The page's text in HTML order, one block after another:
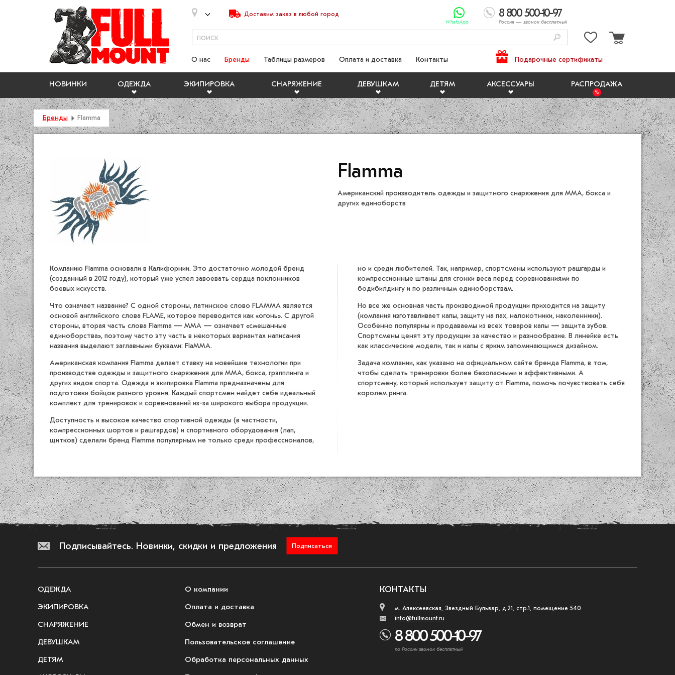
Доставим заказ в любой город 8 800 500-10-97
Россия — звонок бесплатный
WhatsApp
НОВИНКИ ОДЕЖДА ЭКИПИРОВКА СНАРЯЖЕНИЕ ДЕВУШКАМ ДЕТЯМ АКСЕССУАРЫ РАСПРОДАЖА
О нас Бренды Таблицы размеров Оплата и доставка Контакты Подарочные сертификаты
Бренды Flamma
Flamma
Американский производитель одежды и защитного снаряжения для ММА, бокса и
других единоборств
Компанию Flamma основали в Калифорнии. Это достаточно молодой бренд
(созданный в 2012 году), который уже успел завоевать сердца поклонников
боевых искусств.
Что означает название? С одной стороны, латинское слово FLAMMA является
основой английского слова FLAME, которое переводится как «огонь». С другой
стороны, вторая часть слова Flamma — ММА — означает «смешанные
единоборства», поэтому часто эту часть в некоторых вариантах написания
названия выделают заглавными буквами: FlaMMA.
Американская компания Flamma делает ставку на новейшие технологии при
производстве одежды и защитного снаряжения для ММА, бокса, грэпплинга и
других видов спорта. Одежда и экипировка Flamma предназначены для
подготовки бойцов разного уровня. Каждый спортсмен найдет себе идеальный
комплект для тренировок и соревнований из-за широкого выбора продукции.
Доступность и высокое качество спортивной одежды (в частности,
компрессионных шортов и рашгардов) и спортивного оборудования (лап,
щитков) сделали бренд Flamma популярным не только среди профессионалов,
но и среди любителей. Так, например, спортсмены используют рашгарды и
компрессионные штаны для сгонки веса перед соревнованиями по
бодибилдингу и по различным единоборствам.
Но все же основная часть производимой продукции приходится на защиту
(компания изготавливает капы, защиту на пах, налокотники, наколенники).
Особенно популярны и продаваемы из всех товаров капы — защита зубов.
Спортсмены ценят эту продукции за качество и разнообразие. В линейке есть
как классические модели, так и капы с ярким запоминающимся дизайном.
Задача компании, как указано на официальном сайте бренда Flamma, в том,
чтобы сделать тренировки более безопасными и эффективными. А
спортсмену, который использует защиту от Flamma, помочь почувствовать себя
королем ринга.
Подписывайтесь. Новинки, скидки и предложения Подписаться
КОНТАКТЫ
м. Алексеевская, Звездный Бульвар, д.21, стр.1, помещение 540
info@fullmount.ru
8 800 500-10-97
по России звонок бесплатный
ОДЕЖДА
ЭКИПИРОВКА
СНАРЯЖЕНИЕ
ДЕВУШКАМ
ДЕТЯМ
О компании
Оплата и доставка
Обмен и возврат
Пользовательское соглашение
Обработка персональных данных